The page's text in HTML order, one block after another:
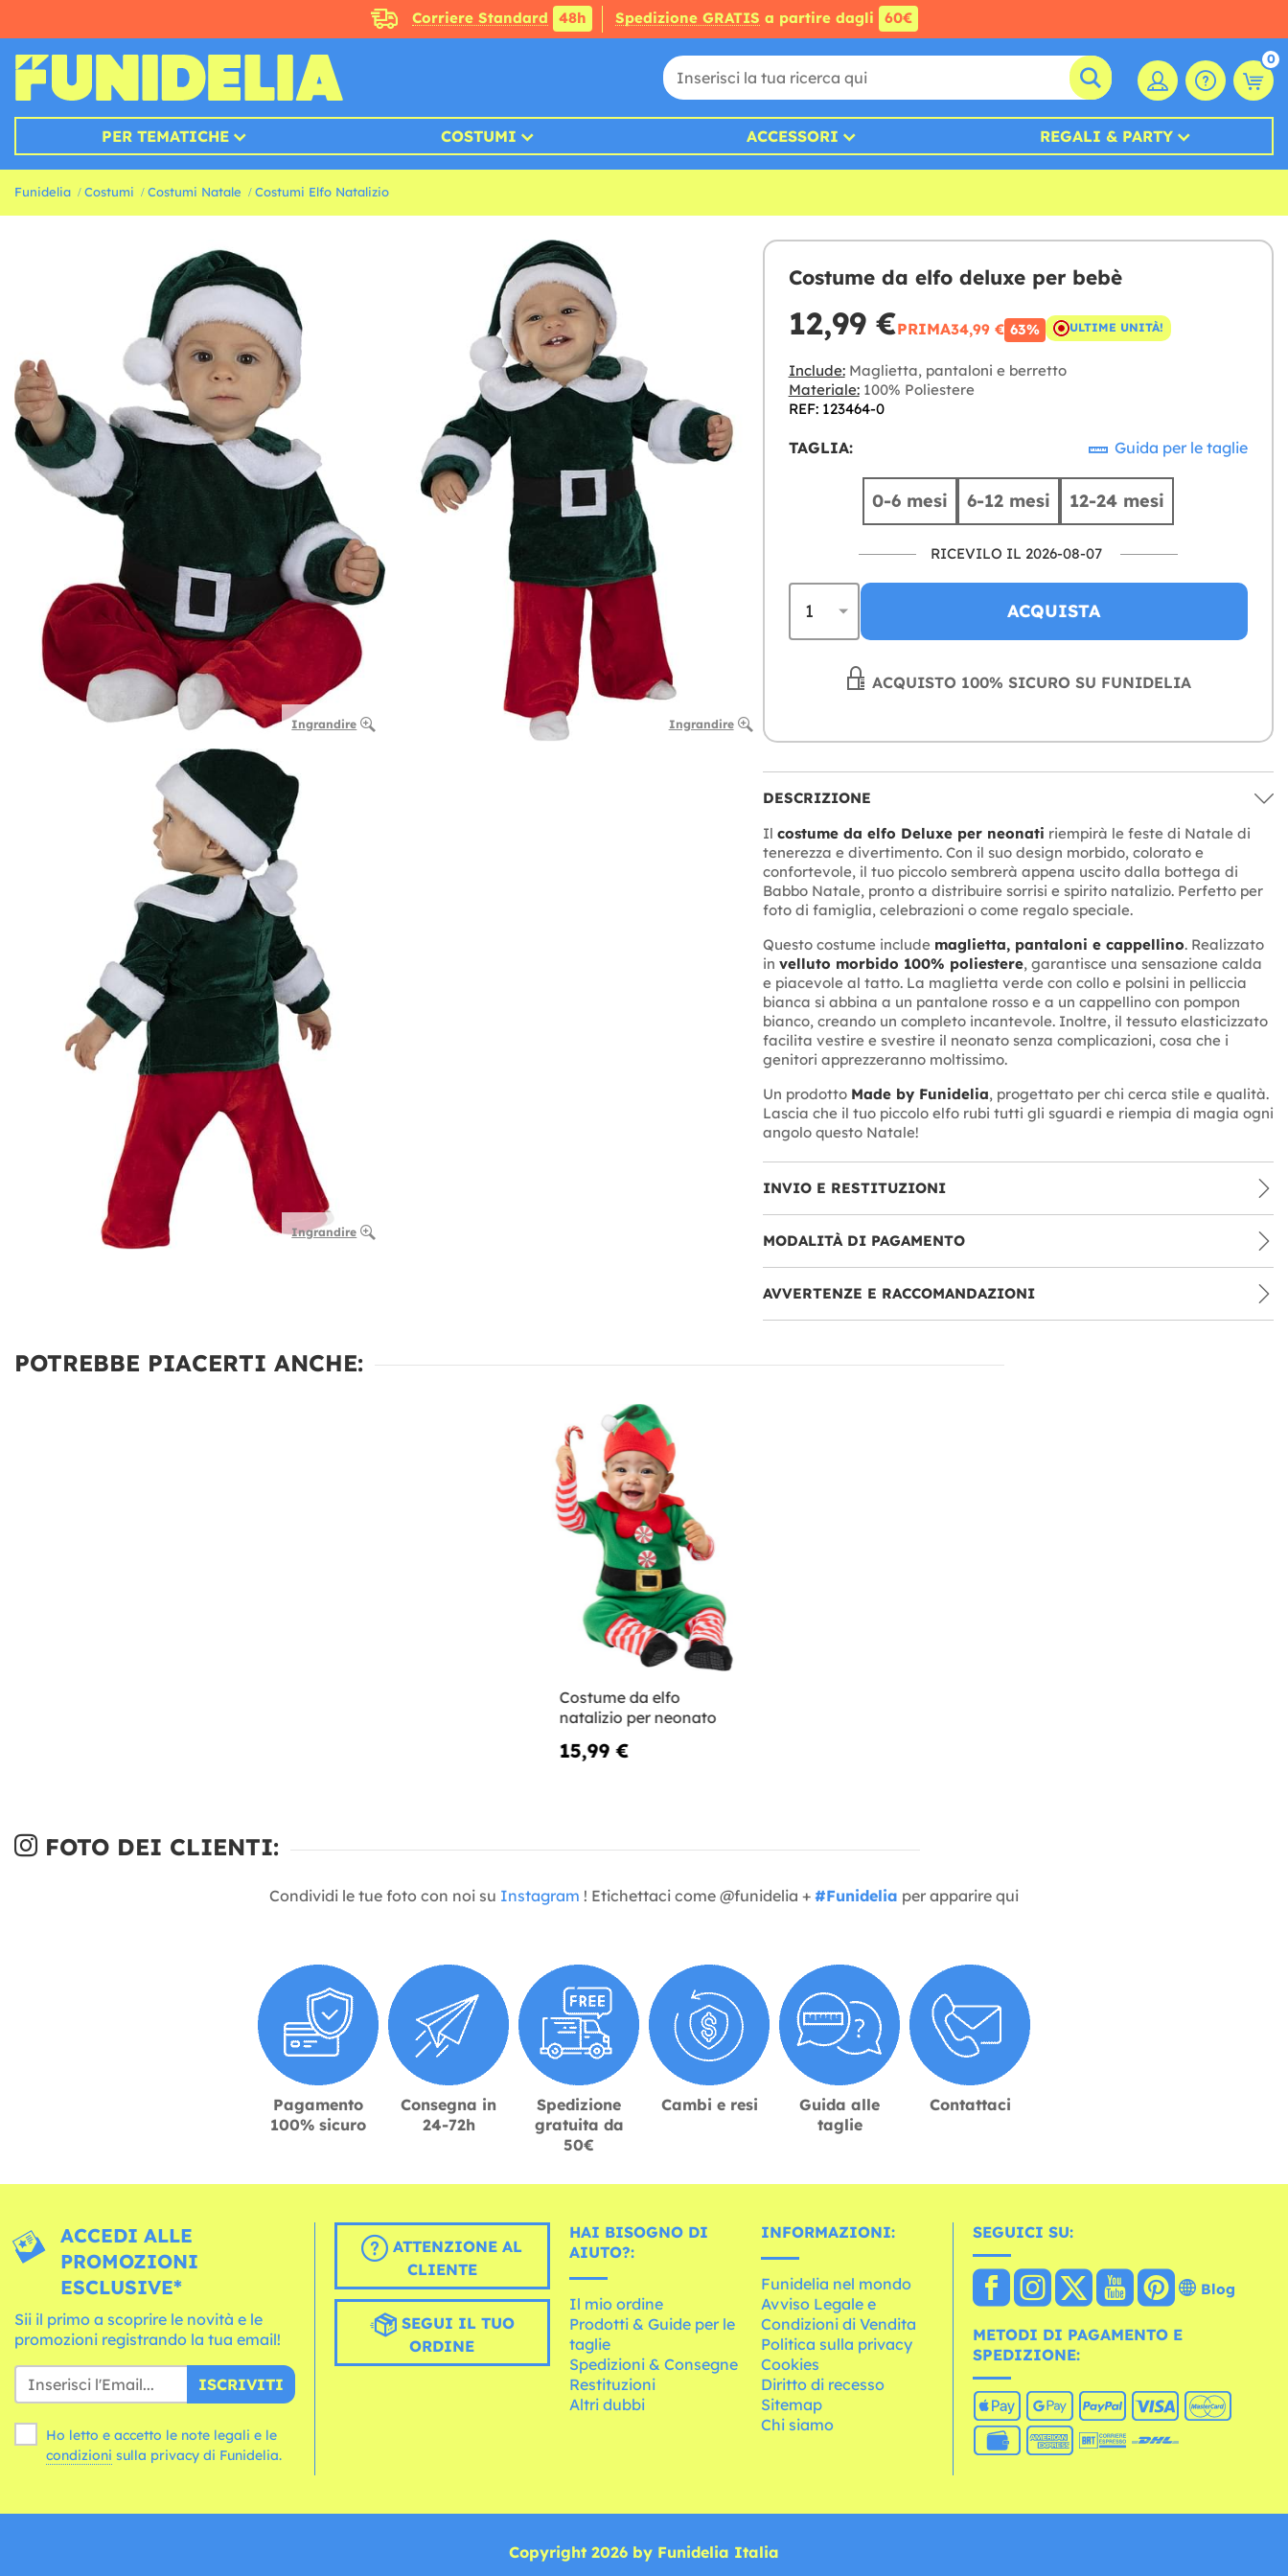
Corriere Standard 48h Spedizione GRATIS a partire dagli 60€
0
PER TEMATICHE COSTUMI ACCESSORI REGALI & PARTY
Funidelia Costumi Costumi Natale Costumi Elfo Natalizio
Ingrandire Ingrandire
Ingrandire
Costume da elfo deluxe per bebè
12,99 €PRIMA34,99 € 63% ULTIME UNITÀ!
Include:Maglietta, pantaloni e berretto
Materiale:100% Poliestere
REF: 123464-0
TAGLIA: Guida per le taglie
0-6 mesi 6-12 mesi 12-24 mesi
RICEVILO IL 2026-08-07
ACQUISTA
ACQUISTO 100% SICURO SU FUNIDELIA
DESCRIZIONE
Il costume da elfo Deluxe per neonati riempirà le feste di Natale di
tenerezza e divertimento. Con il suo design morbido, colorato e
confortevole, il tuo piccolo sembrerà appena uscito dalla bottega di
Babbo Natale, pronto a distribuire sorrisi e spirito natalizio. Perfetto per
foto di famiglia, celebrazioni o come regalo speciale.
Questo costume include maglietta, pantaloni e cappellino. Realizzato
in velluto morbido 100% poliestere, garantisce una sensazione calda
e piacevole al tatto. La maglietta verde con collo e polsini in pelliccia
bianca si abbina a un pantalone rosso e a un cappellino con pompon
bianco, creando un completo incantevole. Inoltre, il tessuto elasticizzato
facilita vestire e svestire il neonato senza complicazioni, cosa che i
genitori apprezzeranno moltissimo.
Un prodotto Made by Funidelia, progettato per chi cerca stile e qualità.
Lascia che il tuo piccolo elfo rubi tutti gli sguardi e riempia di magia ogni
angolo questo Natale!
INVIO E RESTITUZIONI
MODALITÀ DI PAGAMENTO
AVVERTENZE E RACCOMANDAZIONI
POTREBBE PIACERTI ANCHE:
Costume da elfo
natalizio per neonato
15,99 €
FOTO DEI CLIENTI:
Condividi le tue foto con noi su Instagram ! Etichettaci come @funidelia + #Funidelia per apparire qui
Pagamento
100% sicuro
Consegna in
24-72h
Spedizione
gratuita da
50€
Cambi e resi
Guida alle
taglie
Contattaci
ACCEDI ALLE
PROMOZIONI
ESCLUSIVE*
Sii il primo a scoprire le novità e le
promozioni registrando la tua email!
ISCRIVITI
Ho letto e accetto le note legali e le
condizioni sulla privacy di Funidelia.
ATTENZIONE AL
CLIENTE
SEGUI IL TUO
ORDINE
HAI BISOGNO DI
AIUTO?:
Il mio ordine
Prodotti & Guide per le
taglie
Spedizioni & Consegne
Restituzioni
Altri dubbi
INFORMAZIONI:
Funidelia nel mondo
Avviso Legale e
Condizioni di Vendita
Politica sulla privacy
Cookies
Diritto di recesso
Sitemap
Chi siamo
SEGUICI SU:
Blog
METODI DI PAGAMENTO E
SPEDIZIONE:
Copyright 2026 by Funidelia Italia